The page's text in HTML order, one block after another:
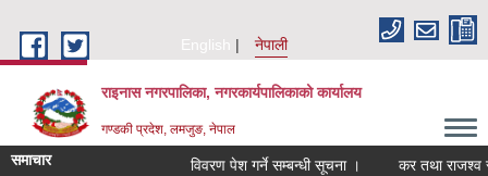
English
नेपाली
राइनास नगरपालिका, नगरकार्यपालिकाको कार्यालय
गण्डकी प्रदेश, लमजुङ, नेपाल
समाचार विवरण पेश गर्ने सम्बन्धी सूचना । कर तथा राजश्व